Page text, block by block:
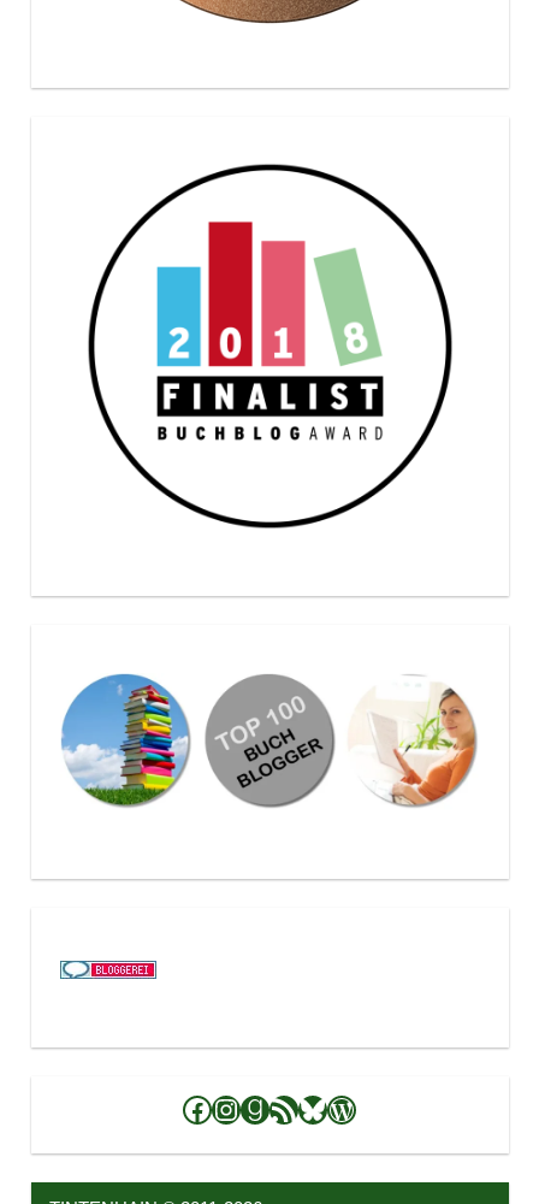
Facebook
Instagram
Goodreads
RSS-Feed
Bluesky
WordPress